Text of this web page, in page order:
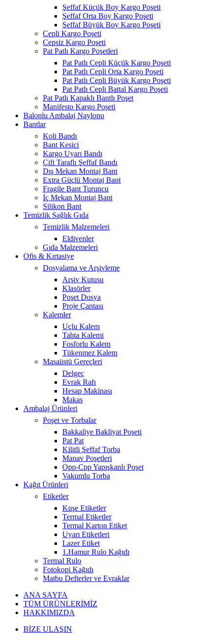
Şeffaf Küçük Boy Kargo Poşeti
Şeffaf Orta Boy Kargo Poşeti
Şeffaf Büyük Boy Kargo Poşeti
Cepli Kargo Poşeti
Cepsiz Kargo Poşeti
Pat Patlı Kargo Poşetleri
Pat Patlı Cepli Küçük Kargo Poşeti
Pat Patlı Cepli Orta Kargo Poşeti
Pat Patlı Cepli Büyük Kargo Poşeti
Pat Patlı Cepli Battal Kargo Poşeti
Pat Patlı Kapaklı Bantlı Poşet
Manifesto Kargo Poşeti
Balonlu Ambalaj Naylonu
Bantlar
Koli Bandı
Bant Kesici
Kargo Uyarı Bandı
Çift Taraflı Şeffaf Bandı
Dış Mekan Montaj Bant
Extra Güçlü Montaj Bant
Fragile Bant Turuncu
İç Mekan Montaj Bant
Silikon Bant
Temizlik Sağlık Gıda
Temizlik Malzemeleri
Eldivenler
Gıda Malzemeleri
Ofis & Kırtasiye
Dosyalama ve Arşivleme
Arşiv Kutusu
Klasörler
Poşet Dosya
Proje Çantası
Kalemler
Uçlu Kalem
Tahta Kalemi
Fosforlu Kalem
Tükenmez Kalem
Masaüstü Gereçleri
Delgeç
Evrak Rafı
Hesap Makinası
Makas
Ambalaj Ürünleri
Poşet ve Torbalar
Bakkaliye Bakliyat Poşeti
Pat Pat
Kilitli Şeffaf Torba
Manav Poşetleri
Opp-Cpp Yapışkanlı Poşet
Vakumlu Torba
Kağıt Ürünleri
Etiketler
Kuşe Etiketler
Termal Etiketler
Termal Karton Etiket
Uyarı Etiketleri
Lazer Etiket
1.Hamur Rulo Kağıdı
Termal Rulo
Fotokopi Kağıdı
Matbu Defterler ve Evraklar
ANA SAYFA
TÜM ÜRÜNLERİMİZ
HAKKIMIZDA
BİZE ULAŞIN